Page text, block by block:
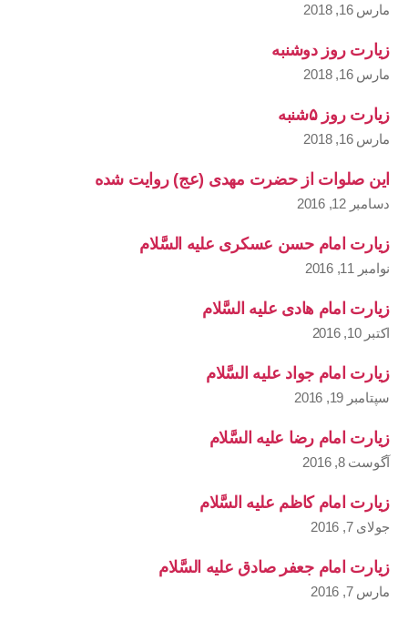
مارس 16, 2018
زیارت روز دوشنبه
مارس 16, 2018
زیارت روز ۵شنبه
مارس 16, 2018
این صلوات از حضرت مهدی (عج) روایت شده
دسامبر 12, 2016
زیارت امام حسن عسکری علیه السَّلام
نوامبر 11, 2016
زیارت امام هادی علیه السَّلام
اکتبر 10, 2016
زیارت امام جواد علیه السَّلام
سپتامبر 19, 2016
زیارت امام رضا علیه السَّلام
آگوست 8, 2016
زیارت امام کاظم علیه السَّلام
جولای 7, 2016
زیارت امام جعفر صادق علیه السَّلام
مارس 7, 2016